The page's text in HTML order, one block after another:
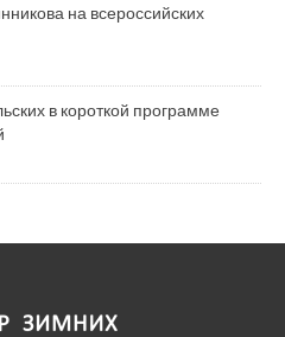
на всероссийских
в короткой программе